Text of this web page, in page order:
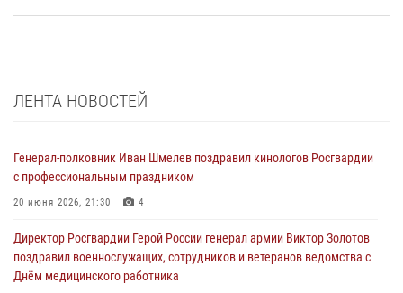
ЛЕНТА НОВОСТЕЙ
Генерал-полковник Иван Шмелев поздравил кинологов Росгвардии
с профессиональным праздником
20 июня 2026, 21:30 4
Директор Росгвардии Герой России генерал армии Виктор Золотов
поздравил военнослужащих, сотрудников и ветеранов ведомства с
Днём медицинского работника